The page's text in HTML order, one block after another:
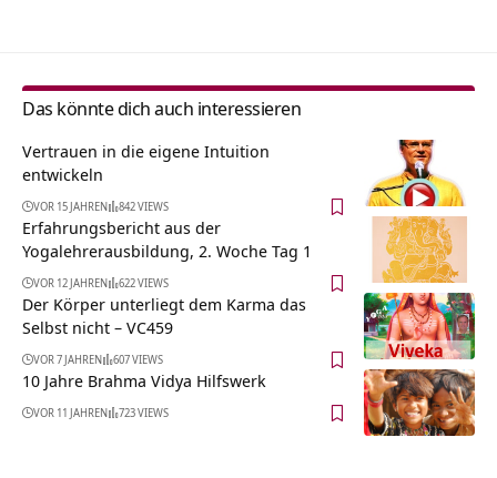
Das könnte dich auch interessieren
Vertrauen in die eigene Intuition
entwickeln
VOR 15 JAHREN 842 VIEWS
Erfahrungsbericht aus der
Yogalehrerausbildung, 2. Woche Tag 1
VOR 12 JAHREN 622 VIEWS
Der Körper unterliegt dem Karma das
Selbst nicht – VC459
VOR 7 JAHREN 607 VIEWS
10 Jahre Brahma Vidya Hilfswerk
VOR 11 JAHREN 723 VIEWS